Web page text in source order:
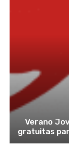
Verano
gratuitas